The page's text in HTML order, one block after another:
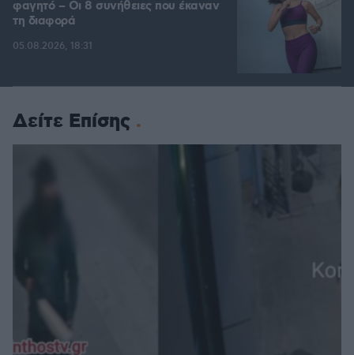
φαγητό – Οι 8 συνήθειες που έκαναν
τη διαφορά
05.08.2026, 18:31
Δείτε Επίσης